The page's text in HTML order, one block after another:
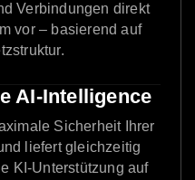
Verbindungen direkt
vor – basierend auf
AI-Intelligence
Sicherheit Ihrer
liefert gleichzeitig
KI-Unterstützung auf